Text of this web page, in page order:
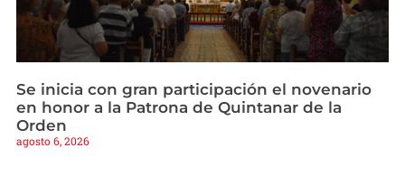
Se inicia con gran participación el novenario
en honor a la Patrona de Quintanar de la
Orden
agosto 6, 2026